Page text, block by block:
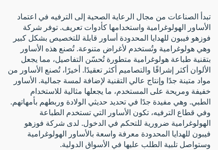
تبدأ الصناعات من مجال الرعاية الصحية إلى الترفيه في اعتماد
الأساور الهولوغرامية واستخدامها كأدوات تعريف. توفر شركة
فوزهو فيبون للهدايا المحدودة أساور قابلة للتخصيص بشكل كبير
وهي هولوغرامية وتُستخدم لأغراض متنوعة. تُصنع هذه الأساور
بتقنية طباعة هولوغرامية متطورة تُحسّن التفاصيل، مما يجعل
الألوان أكثر إشراقًا والتصاميم أكثر تعقيدًا. أخيرًا، تُصنع الأساور من
مواد متينة جدًا وإنتاج عالي التقنية لإضافة لمسة جمالية. الأساور
خفيفة ومريحة على المستخدم، ما يجعلها مثالية للاستخدام
الطبي. وهي مفيدة جدًا في تحديد حديثي الولادة وربطهم بأمهاتهم.
وفي قطاع الترفيه، تكون الأساور التي تستخدم الطباعة
الهولوغرامية ضرورية للتحكم في الدخول. لدى شركة فوزهو
فيبون للهدايا المحدودة معرفة واسعة بالأساور الهولوغرامية
وستواصل تلبية الطلب عليها في الأسواق الدولية.